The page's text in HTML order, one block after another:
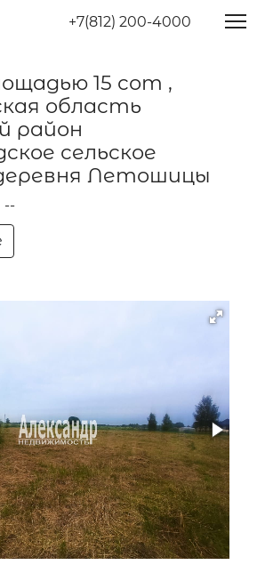
+7(812) 200-4000
15 сот ,
область
район
сельское
Летошицы
--